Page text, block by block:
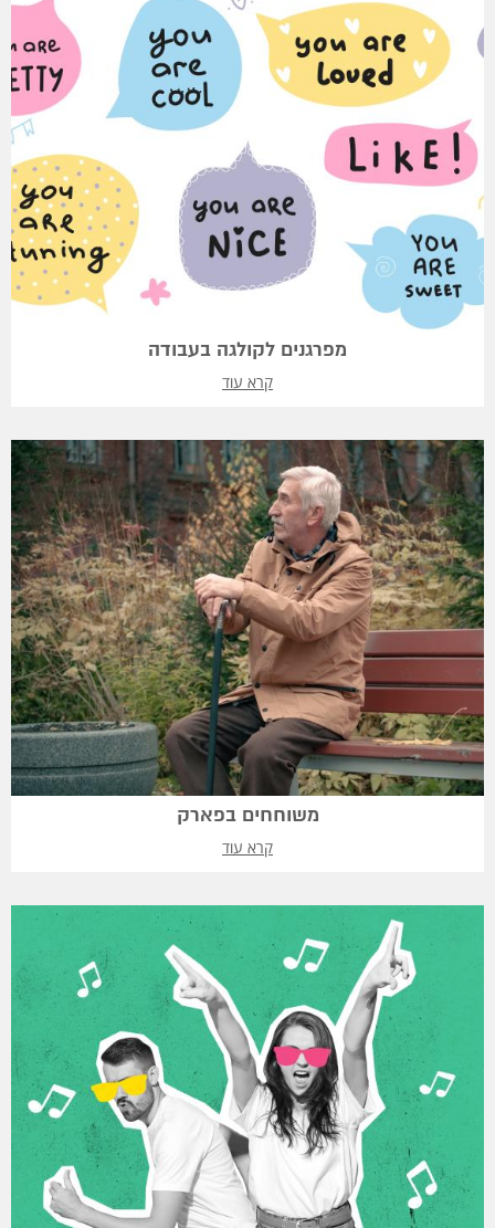
מפרגנים לקולגה בעבודה
קרא עוד
משוחחים בפארק
קרא עוד